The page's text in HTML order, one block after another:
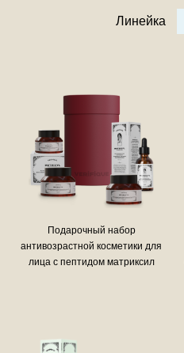
Линейка
Подарочный набор
антивозрастной косметики для
лица с пептидом матриксил